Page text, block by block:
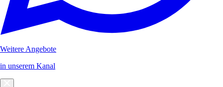
Weitere Angebote
in unserem Kanal